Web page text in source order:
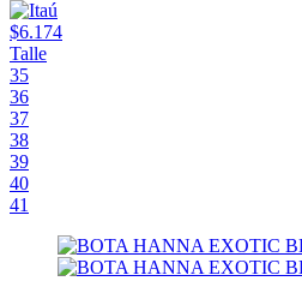
$6.174
Talle
35
36
37
38
39
40
41